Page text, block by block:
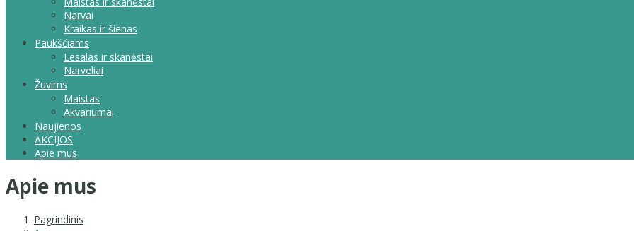
Narvai
Kraikas ir šienas
Paukščiams
Lesalas ir skanėstai
Narveliai
Žuvims
Maistas
Akvariumai
Naujienos
AKCIJOS
Apie mus
Apie mus
Pagrindinis